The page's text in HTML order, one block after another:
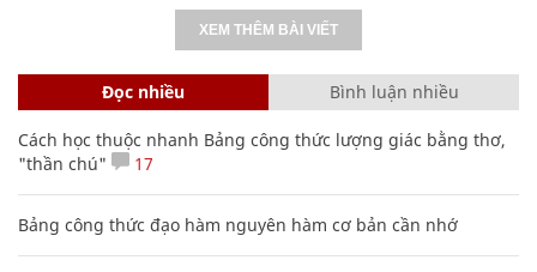
XEM THÊM BÀI VIẾT
Đọc nhiều Bình luận nhiều
Cách học thuộc nhanh Bảng công thức lượng giác bằng thơ,
"thần chú"
17
Bảng công thức đạo hàm nguyên hàm cơ bản cần nhớ